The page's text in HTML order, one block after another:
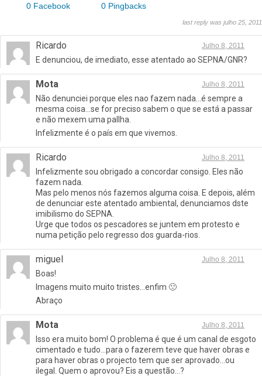
0 Facebook
0 Pingbacks
last reply was julho 25, 2011
Ricardo Julho 8, 2011
E denunciou, de imediato, esse atentado ao SEPNA/GNR?
Mota Julho 8, 2011
Não denunciei porque eles nao fazem nada…é sempre a
mesma coisa…se for preciso sabem o que se está a passar
e não mexem uma pallha.
Infelizmente é o país em que vivemos.
Ricardo Julho 8, 2011
Infelizmente sou obrigado a concordar consigo. Eles não
fazem nada.
Mas pelo menos nós fazemos alguma coisa. E depois, além
de denunciar este atentado ambiental, denunciamos dste
imibilismo do SEPNA.
Urge que todos os pescadores se juntem em protesto e
numa petição pelo regresso dos guarda-rios.
miguel Julho 8, 2011
Boas!
Imagens muito muito tristes…enfim 🙁
Abraço
Mota Julho 8, 2011
Isso era muito bom! O problema é que é um canal de esgoto
cimentado e tudo…para o fazerem teve que haver obras e
para haver obras o projecto tem que ser aprovado…ou
ilegal. Quem o aprovou? Eis a questão…?